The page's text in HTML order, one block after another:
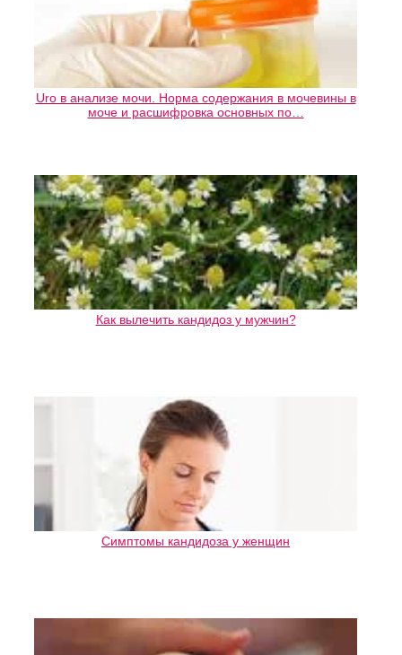
Uro в анализе мочи. Норма содержания в мочевины в
моче и расшифровка основных по…
Как вылечить кандидоз у мужчин?
Симптомы кандидоза у женщин